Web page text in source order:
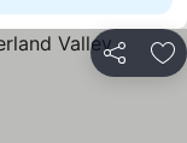
Dela